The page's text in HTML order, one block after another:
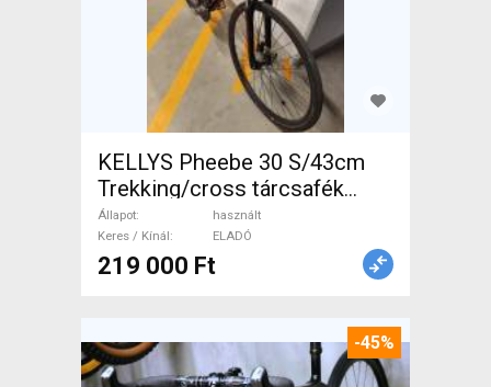
KELLYS Pheebe 30 S/43cm
Trekking/cross tárcsafék
használt ELADÓ
Állapot
használt
Keres / Kínál
ELADÓ
219 000 Ft
-45%